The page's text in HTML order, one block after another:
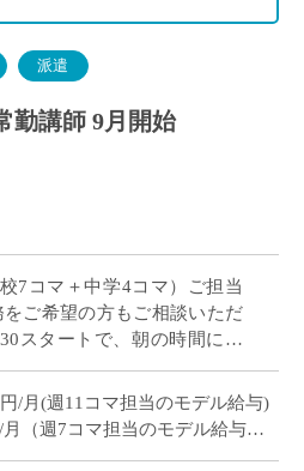
派遣
勤講師 9月開始
7コマ＋中学4コマ）ご担当
をご希望の方もご相談いただ
スタートで、朝の時間にゆ
相談が可能 […]
/月(週11コマ担当のモデル給与)
（週7コマ担当のモデル給与）